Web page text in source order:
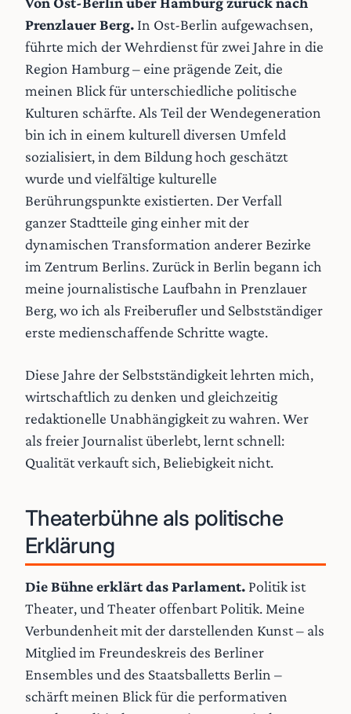
Prenzlauer Berg. In Ost-Berlin aufgewachsen,
führte mich der Wehrdienst für zwei Jahre in die
Region Hamburg – eine prägende Zeit, die
meinen Blick für unterschiedliche politische
Kulturen schärfte. Als Teil der Wendegeneration
bin ich in einem kulturell diversen Umfeld
sozialisiert, in dem Bildung hoch geschätzt
wurde und vielfältige kulturelle
Berührungspunkte existierten. Der Verfall
ganzer Stadtteile ging einher mit der
dynamischen Transformation anderer Bezirke
im Zentrum Berlins. Zurück in Berlin begann ich
meine journalistische Laufbahn in Prenzlauer
Berg, wo ich als Freiberufler und Selbstständiger
erste medienschaffende Schritte wagte.
Diese Jahre der Selbstständigkeit lehrten mich,
wirtschaftlich zu denken und gleichzeitig
redaktionelle Unabhängigkeit zu wahren. Wer
als freier Journalist überlebt, lernt schnell:
Qualität verkauft sich, Beliebigkeit nicht.
Theaterbühne als politische
Erklärung
Die Bühne erklärt das Parlament. Politik ist
Theater, und Theater offenbart Politik. Meine
Verbundenheit mit der darstellenden Kunst – als
Mitglied im Freundeskreis des Berliner
Ensembles und des Staatsballetts Berlin –
schärft meinen Blick für die performativen